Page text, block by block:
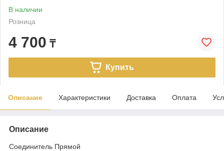
В наличии
Розница
4 700 ₸
Купить
Описание Характеристики Доставка Оплата
Описание
Соединитель Прямой